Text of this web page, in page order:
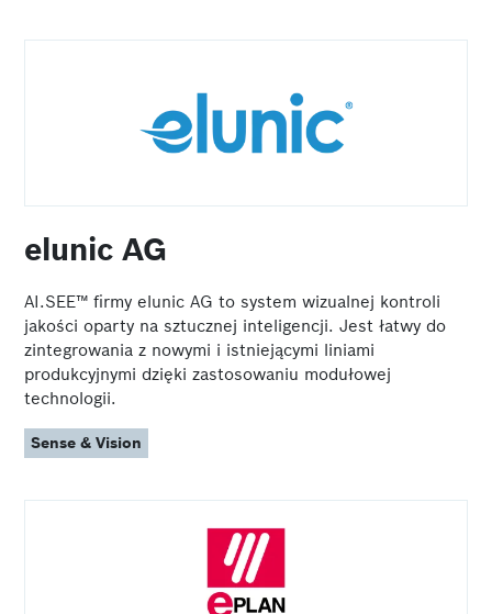
elunic AG
AI.SEE™ firmy elunic AG to system wizualnej kontroli
jakości oparty na sztucznej inteligencji. Jest łatwy do
zintegrowania z nowymi i istniejącymi liniami
produkcyjnymi dzięki zastosowaniu modułowej
technologii.
Sense & Vision